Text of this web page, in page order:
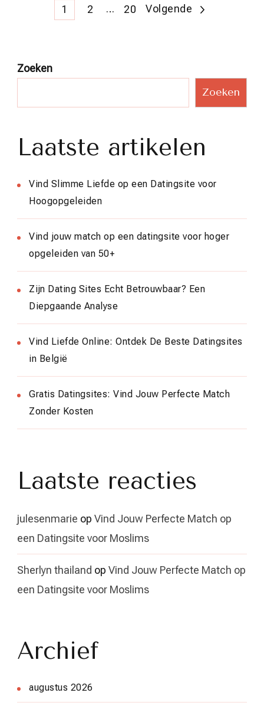
Berichtnavigatie
Pagina
1 Pagina
2 … Pagina
20 Volgende
Zoeken
Zoeken
Laatste artikelen
Vind Slimme Liefde op een Datingsite voor
Hoogopgeleiden
Vind jouw match op een datingsite voor hoger
opgeleiden van 50+
Zijn Dating Sites Echt Betrouwbaar? Een
Diepgaande Analyse
Vind Liefde Online: Ontdek De Beste Datingsites
in België
Gratis Datingsites: Vind Jouw Perfecte Match
Zonder Kosten
Laatste reacties
julesenmarie op Vind Jouw Perfecte Match op
een Datingsite voor Moslims
Sherlyn thailand op Vind Jouw Perfecte Match op
een Datingsite voor Moslims
Archief
augustus 2026